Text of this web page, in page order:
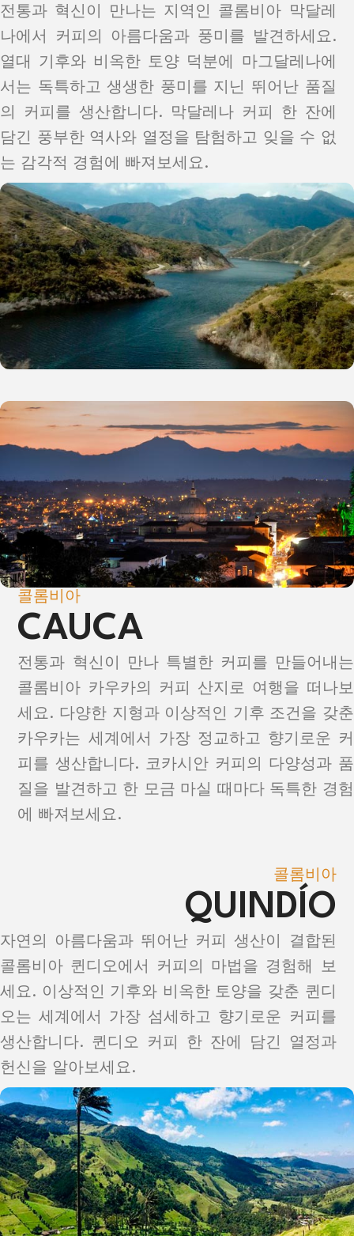
전통과 혁신이 만나는 지역인 콜롬비아 막달레
나에서 커피의 아름다움과 풍미를 발견하세요.
열대 기후와 비옥한 토양 덕분에 마그달레나에
서는 독특하고 생생한 풍미를 지닌 뛰어난 품질
의 커피를 생산합니다. 막달레나 커피 한 잔에
담긴 풍부한 역사와 열정을 탐험하고 잊을 수 없
는 감각적 경험에 빠져보세요.
콜롬비아
CAUCA
전통과 혁신이 만나 특별한 커피를 만들어내는
콜롬비아 카우카의 커피 산지로 여행을 떠나보
세요. 다양한 지형과 이상적인 기후 조건을 갖춘
카우카는 세계에서 가장 정교하고 향기로운 커
피를 생산합니다. 코카시안 커피의 다양성과 품
질을 발견하고 한 모금 마실 때마다 독특한 경험
에 빠져보세요.
콜롬비아
QUINDÍO
자연의 아름다움과 뛰어난 커피 생산이 결합된
콜롬비아 퀸디오에서 커피의 마법을 경험해 보
세요. 이상적인 기후와 비옥한 토양을 갖춘 퀸디
오는 세계에서 가장 섬세하고 향기로운 커피를
생산합니다. 퀸디오 커피 한 잔에 담긴 열정과
헌신을 알아보세요.